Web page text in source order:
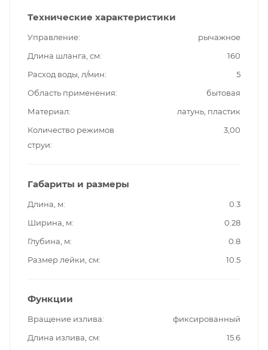
Технические характеристики
Управление
рычажное
Длина шланга, см
160
Расход воды, л/мин
5
Область применения
бытовая
Материал
латунь, пластик
Количество режимов
струи
3,00
Габариты и размеры
Длина, м
0.3
Ширина, м
0.28
Глубина, м
0.8
Размер лейки, см
10.5
Функции
Вращение излива
фиксированный
Длина излива, см
15.6